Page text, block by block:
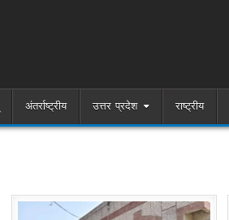
अंतर्राष्ट्रीय उत्तर प्रदेश राष्ट्रीय